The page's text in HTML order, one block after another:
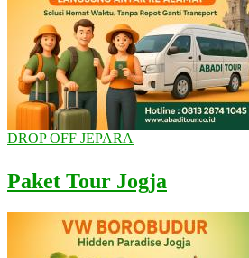
DROP OFF JEPARA
Paket Tour Jogja